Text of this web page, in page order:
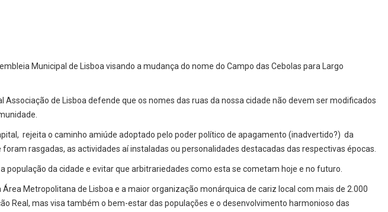
Municipal de Lisboa visando a mudança do nome do Campo das Cebolas para Largo
de Lisboa defende que os nomes das ruas da nossa cidade não devem ser modificados
rejeita o caminho amiúde adoptado pelo poder político de apagamento (inadvertido?) da
rasgadas, as actividades aí instaladas ou personalidades destacadas das respectivas épocas.
da cidade e evitar que arbitrariedades como esta se cometam hoje e no futuro.
Metropolitana de Lisboa e a maior organização monárquica de cariz local com mais de 2.000
Real, mas visa também o bem-estar das populações e o desenvolvimento harmonioso das